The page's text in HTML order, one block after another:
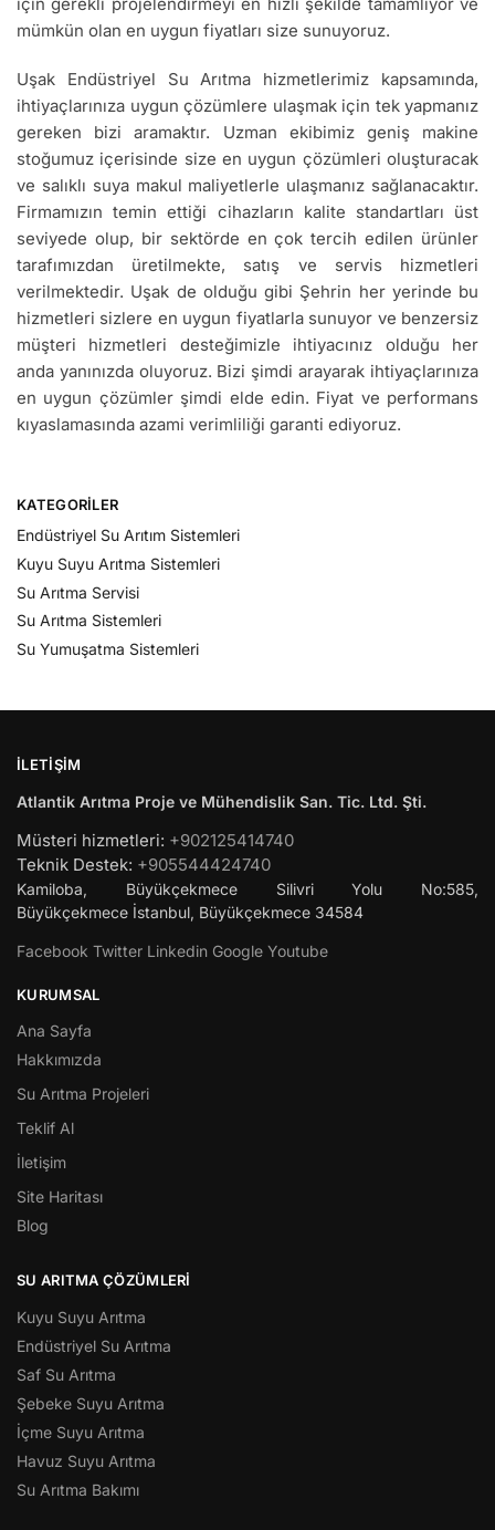
mümkün olan en uygun fiyatları size sunuyoruz.
Uşak Endüstriyel Su Arıtma hizmetlerimiz kapsamında,
ihtiyaçlarınıza uygun çözümlere ulaşmak için tek yapmanız
gereken bizi aramaktır. Uzman ekibimiz geniş makine
stoğumuz içerisinde size en uygun çözümleri oluşturacak
ve salıklı suya makul maliyetlerle ulaşmanız sağlanacaktır.
Firmamızın temin ettiği cihazların kalite standartları üst
seviyede olup, bir sektörde en çok tercih edilen ürünler
tarafımızdan üretilmekte, satış ve servis hizmetleri
verilmektedir. Uşak de olduğu gibi Şehrin her yerinde bu
hizmetleri sizlere en uygun fiyatlarla sunuyor ve benzersiz
müşteri hizmetleri desteğimizle ihtiyacınız olduğu her
anda yanınızda oluyoruz. Bizi şimdi arayarak ihtiyaçlarınıza
en uygun çözümler şimdi elde edin. Fiyat ve performans
kıyaslamasında azami verimliliği garanti ediyoruz.
KATEGORILER
Endüstriyel Su Arıtım Sistemleri
Kuyu Suyu Arıtma Sistemleri
Su Arıtma Servisi
Su Arıtma Sistemleri
Su Yumuşatma Sistemleri
İLETIŞIM
Atlantik Arıtma Proje ve Mühendislik San. Tic. Ltd. Şti.
Müsteri hizmetleri: +902125414740
Teknik Destek: +905544424740
Kamiloba, Büyükçekmece Silivri Yolu No:585,
Büyükçekmece İstanbul, Büyükçekmece 34584
Facebook Twitter Linkedin Google Youtube
KURUMSAL
Ana Sayfa
Hakkımızda
Su Arıtma Projeleri
Teklif Al
İletişim
Site Haritası
Blog
SU ARITMA ÇÖZÜMLERI
Kuyu Suyu Arıtma
Endüstriyel Su Arıtma
Saf Su Arıtma
Şebeke Suyu Arıtma
İçme Suyu Arıtma
Havuz Suyu Arıtma
Su Arıtma Bakımı